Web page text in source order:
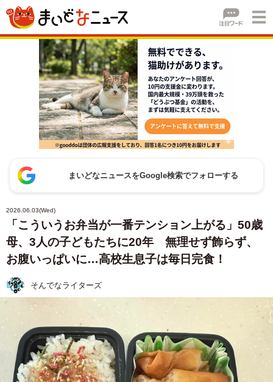
まいどなニュースをGoogle検索でフォローする
2026.06.03(Wed)
「こういうお弁当が一番テンション上がる」50歳
母、3人の子どもたちに20年 無理せず飾らず、
お腹いっぱいに…高校生息子は毎日完食！
そんでなライターズ